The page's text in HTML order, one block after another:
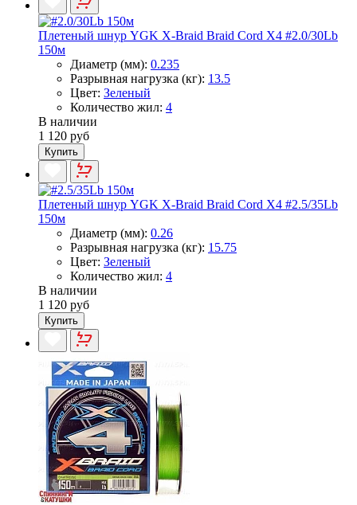
Плетеный шнур YGK X-Braid Braid Cord X4 #2.0/30Lb
150м
Диаметр (мм): 0.235
Разрывная нагрузка (кг): 13.5
Цвет: Зеленый
Количество жил: 4
В наличии
1 120 руб
Купить
Плетеный шнур YGK X-Braid Braid Cord X4 #2.5/35Lb
150м
Диаметр (мм): 0.26
Разрывная нагрузка (кг): 15.75
Цвет: Зеленый
Количество жил: 4
В наличии
1 120 руб
Купить